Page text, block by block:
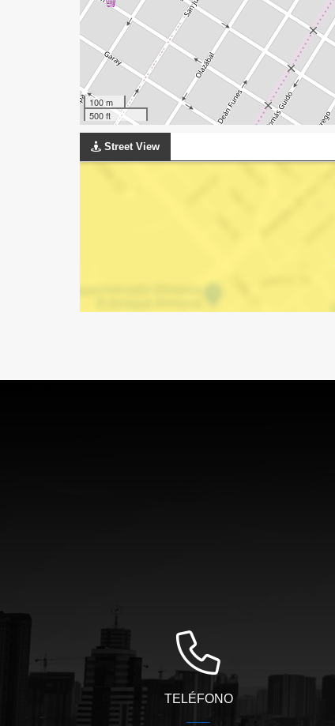
100 m
500 ft
Street View
TELÉFONO